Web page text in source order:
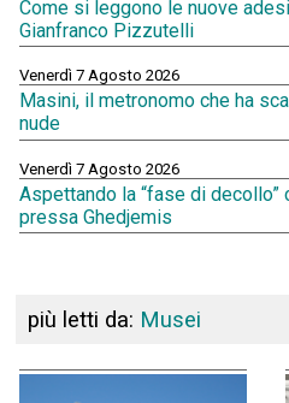
Come si leggono le nuove
Gianfranco Pizzutelli
Venerdì 7 Agosto 2026
Masini, il metronomo che ha
nude
Venerdì 7 Agosto 2026
Aspettando la “fase di
pressa Ghedjemis
più letti da: Musei